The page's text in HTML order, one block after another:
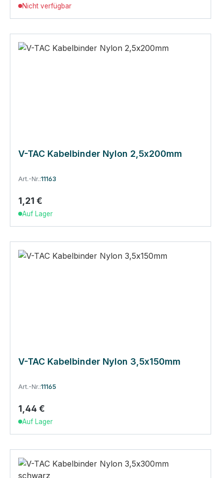
Nicht verfügbar
V-TAC Kabelbinder Nylon 2,5x200mm
Art.-Nr.:11163
Regulärer Preis:
1,21 €
Auf Lager
V-TAC Kabelbinder Nylon 3,5x150mm
Art.-Nr.:11165
Regulärer Preis:
1,44 €
Auf Lager